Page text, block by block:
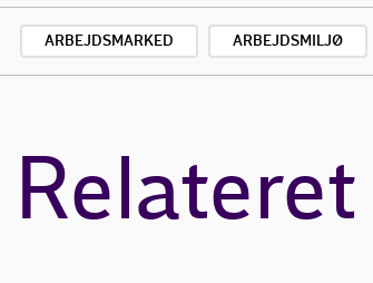
ARBEJDSMARKED ARBEJDSMILJØ